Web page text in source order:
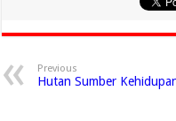
Previous
Hutan Sumber